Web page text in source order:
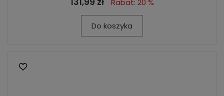
Rabat: 20 %
Do koszyka